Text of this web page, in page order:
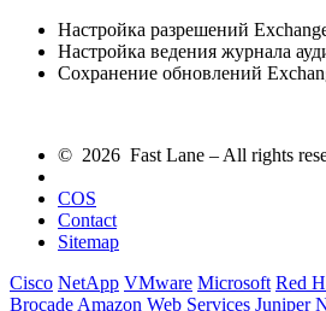
Настройка разрешений
Настройка ведения журнала
Сохранение обновлений
© 2026 Fast Lane – All rights
COS
Contact
Sitemap
Cisco NetApp VMware Microsoft Red
Brocade Amazon Web Services Juniper